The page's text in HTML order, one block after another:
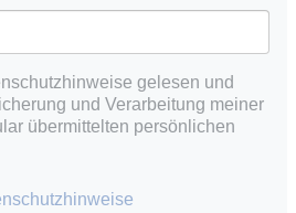
gelesen und
und Verarbeitung meiner
übermittelten persönlichen